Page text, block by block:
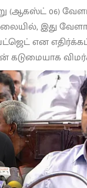
(ஆகஸ்ட் 06)
இது
என
கடுமையாக